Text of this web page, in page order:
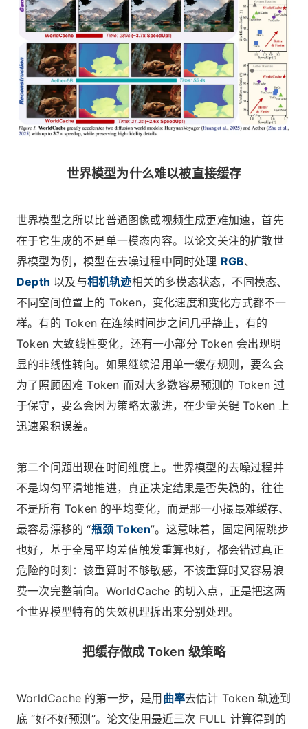
世界模型为什么难以被直接缓存
世界模型之所以比普通图像或视频生成更难加速，首先
在于它生成的不是单一模态内容。以论文关注的扩散世
界模型为例，模型在去噪过程中同时处理 RGB、
Depth 以及与相机轨迹相关的多模态状态，不同模态、
不同空间位置上的 Token，变化速度和变化方式都不一
样。有的 Token 在连续时间步之间几乎静止，有的
Token 大致线性变化，还有一小部分 Token 会出现明
显的非线性转向。如果继续沿用单一缓存规则，要么会
为了照顾困难 Token 而对大多数容易预测的 Token 过
于保守，要么会因为策略太激进，在少量关键 Token 上
迅速累积误差。
第二个问题出现在时间维度上。世界模型的去噪过程并
不是均匀平滑地推进，真正决定结果是否失稳的，往往
不是所有 Token 的平均变化，而是那一小撮最难缓存、
最容易漂移的 “瓶颈 Token”。这意味着，固定间隔跳步
也好，基于全局平均差值触发重算也好，都会错过真正
危险的时刻：该重算时不够敏感，不该重算时又容易浪
费一次完整前向。WorldCache 的切入点，正是把这两
个世界模型特有的失效机理拆出来分别处理。
把缓存做成 Token 级策略
WorldCache 的第一步，是用曲率去估计 Token 轨迹到
底 “好不好预测”。论文使用最近三次 FULL 计算得到的